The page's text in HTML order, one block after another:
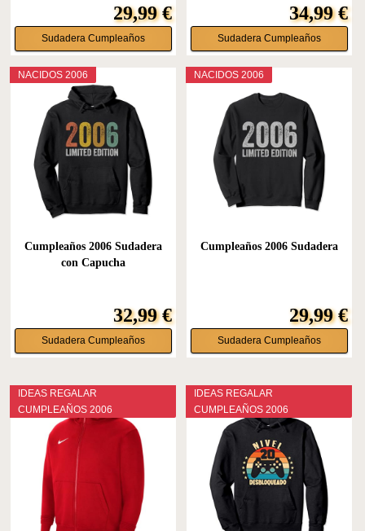
29,99 €
Sudadera Cumpleaños
34,99 €
Sudadera Cumpleaños
NACIDOS 2006
Cumpleaños 2006 Sudadera
con Capucha
32,99 €
Sudadera Cumpleaños
NACIDOS 2006
Cumpleaños 2006 Sudadera
29,99 €
Sudadera Cumpleaños
IDEAS REGALAR
CUMPLEAÑOS 2006
IDEAS REGALAR
CUMPLEAÑOS 2006